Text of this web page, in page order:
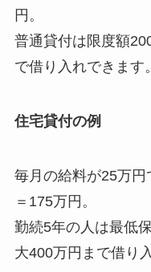
円。
普通貸付は限度額
で借り入れできます。
住宅貸付の例
毎月の給料が25万
＝175万円。
勤続5年の人は最低
大400万円まで借り